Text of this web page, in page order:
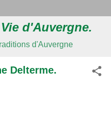
d'Auvergne.
d'Auvergne
Delterme.